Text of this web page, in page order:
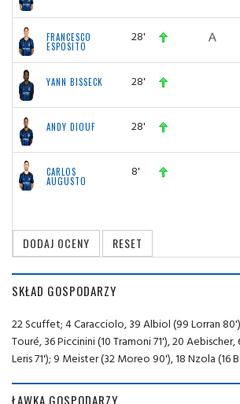
FRANCESCO
ESPOSITO
28'
YANN BISSECK 28'
ANDY DIOUF 28'
CARLOS
AUGUSTO
8'
SKŁAD GOSPODARZY
22 Scuffet; 4 Caracciolo, 39 Albiol (99 Lorran
Touré, 36 Piccinini (10 Tramoni 71'), 20
Leris 71'); 9 Meister (32 Moreo 90'), 18 Nzola (16
ŁAWKA GOSPODARZY